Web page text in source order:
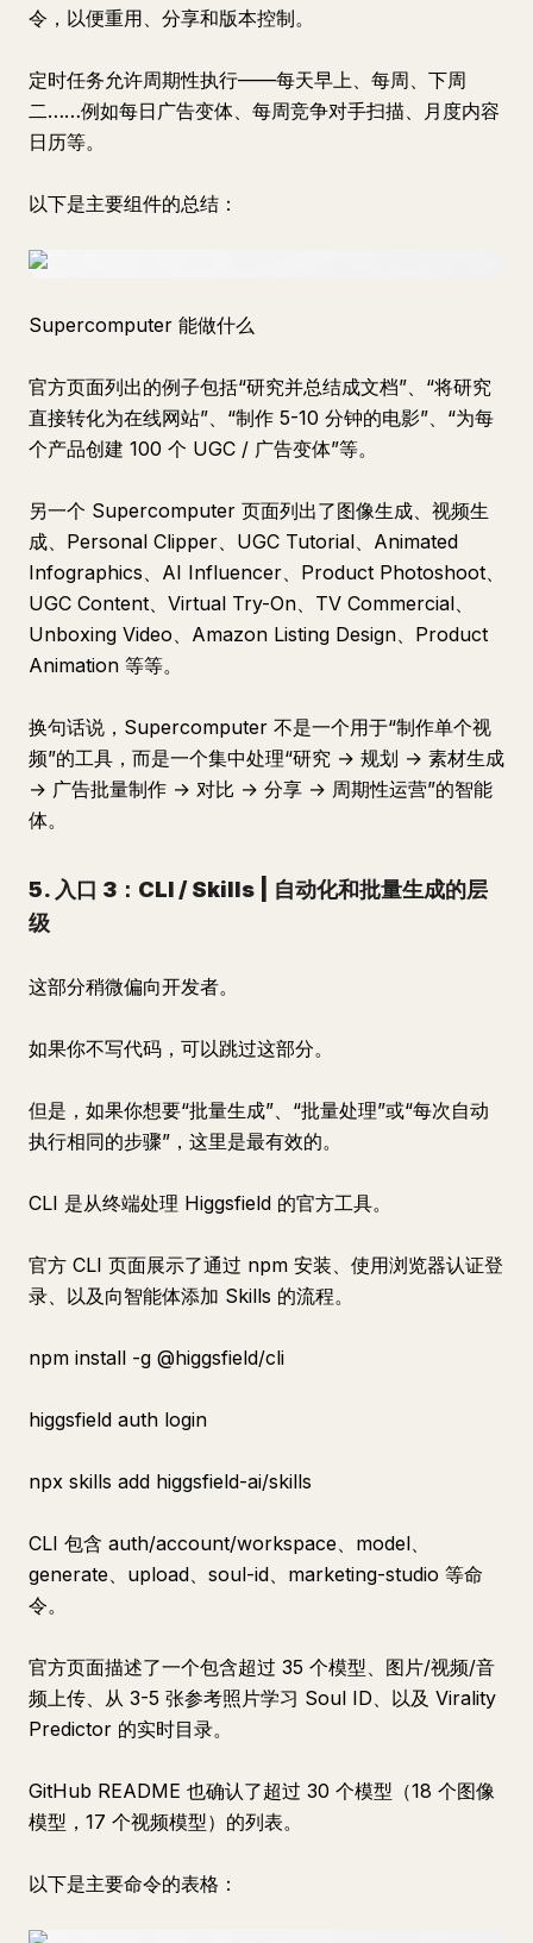
令，以便重用、分享和版本控制。
定时任务允许周期性执行——每天早上、每周、下周
二……例如每日广告变体、每周竞争对手扫描、月度内容
日历等。
以下是主要组件的总结：
Supercomputer 能做什么
官方页面列出的例子包括“研究并总结成文档”、“将研究
直接转化为在线网站”、“制作 5-10 分钟的电影”、“为每
个产品创建 100 个 UGC / 广告变体”等。
另一个 Supercomputer 页面列出了图像生成、视频生
成、Personal Clipper、UGC Tutorial、Animated
Infographics、AI Influencer、Product Photoshoot、
UGC Content、Virtual Try-On、TV Commercial、
Unboxing Video、Amazon Listing Design、Product
Animation 等等。
换句话说，Supercomputer 不是一个用于“制作单个视
频”的工具，而是一个集中处理“研究 → 规划 → 素材生成
→ 广告批量制作 → 对比 → 分享 → 周期性运营”的智能
体。
5. 入口 3：CLI / Skills | 自动化和批量生成的层
级
这部分稍微偏向开发者。
如果你不写代码，可以跳过这部分。
但是，如果你想要“批量生成”、“批量处理”或“每次自动
执行相同的步骤”，这里是最有效的。
CLI 是从终端处理 Higgsfield 的官方工具。
官方 CLI 页面展示了通过 npm 安装、使用浏览器认证登
录、以及向智能体添加 Skills 的流程。
npm install -g @higgsfield/cli
higgsfield auth login
npx skills add higgsfield-ai/skills
CLI 包含 auth/account/workspace、model、
generate、upload、soul-id、marketing-studio 等命
令。
官方页面描述了一个包含超过 35 个模型、图片/视频/音
频上传、从 3-5 张参考照片学习 Soul ID、以及 Virality
Predictor 的实时目录。
GitHub README 也确认了超过 30 个模型（18 个图像
模型，17 个视频模型）的列表。
以下是主要命令的表格：